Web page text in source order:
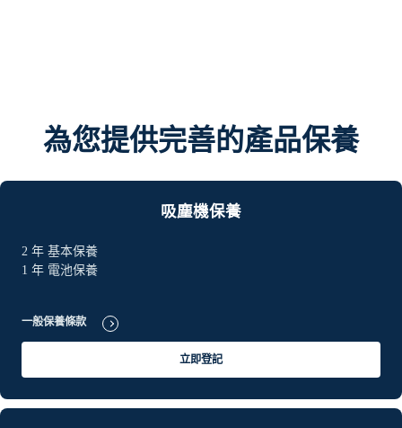
為您提供完善的產品保養
吸塵機保養
2 年 基本保養
1 年 電池保養
一般保養條款
立即登記